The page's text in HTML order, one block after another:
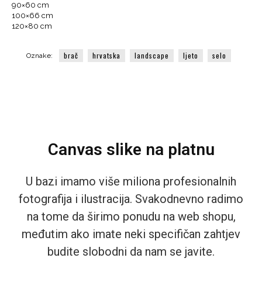
90×60 cm
100×66 cm
120×80 cm
Oznake: brač hrvatska landscape ljeto selo
Canvas slike na platnu
U bazi imamo više miliona profesionalnih
fotografija i ilustracija. Svakodnevno radimo
na tome da širimo ponudu na web shopu,
međutim ako imate neki specifičan zahtjev
budite slobodni da nam se javite.